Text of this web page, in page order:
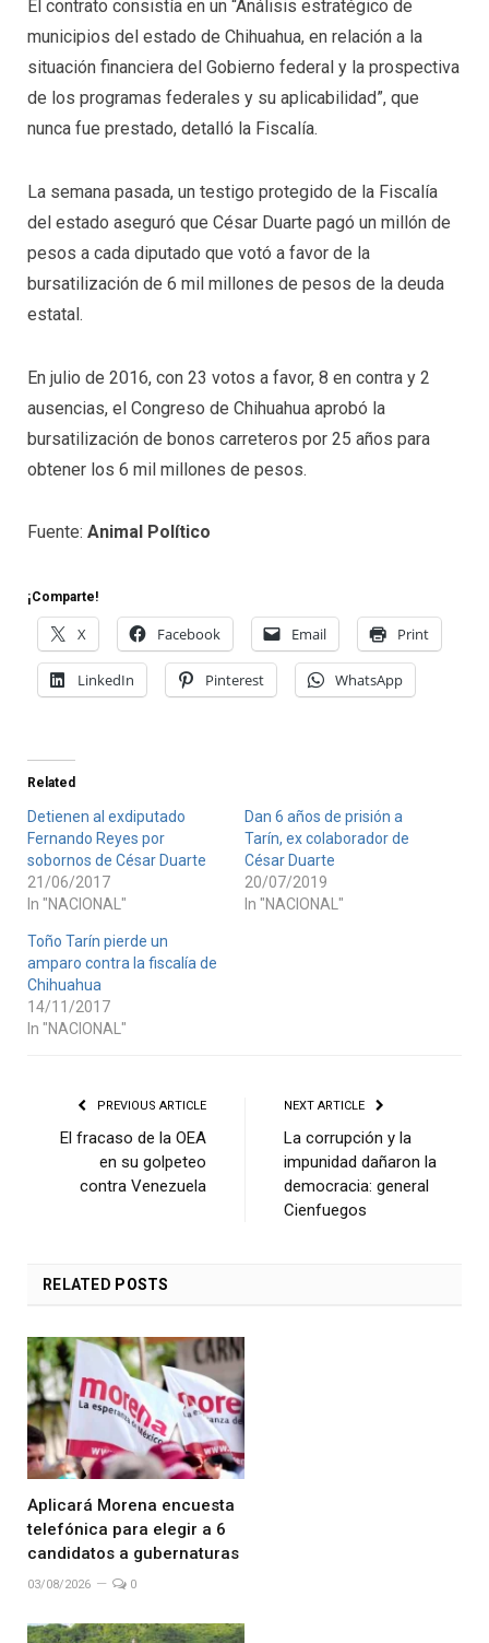
El contrato consistía en un “Análisis estratégico de
municipios del estado de Chihuahua, en relación a la
situación financiera del Gobierno federal y la prospectiva
de los programas federales y su aplicabilidad”, que
nunca fue prestado, detalló la Fiscalía.
La semana pasada, un testigo protegido de la Fiscalía
del estado aseguró que César Duarte pagó un millón de
pesos a cada diputado que votó a favor de la
bursatilización de 6 mil millones de pesos de la deuda
estatal.
En julio de 2016, con 23 votos a favor, 8 en contra y 2
ausencias, el Congreso de Chihuahua aprobó la
bursatilización de bonos carreteros por 25 años para
obtener los 6 mil millones de pesos.
Fuente: Animal Político
¡Comparte!
X Facebook Email Print
LinkedIn Pinterest WhatsApp
Related
Detienen al exdiputado
Fernando Reyes por
sobornos de César Duarte
21/06/2017
In "NACIONAL"
Dan 6 años de prisión a
Tarín, ex colaborador de
César Duarte
20/07/2019
In "NACIONAL"
Toño Tarín pierde un
amparo contra la fiscalía de
Chihuahua
14/11/2017
In "NACIONAL"
PREVIOUS ARTICLE
El fracaso de la OEA
en su golpeteo
contra Venezuela
NEXT ARTICLE
La corrupción y la
impunidad dañaron la
democracia: general
Cienfuegos
RELATED POSTS
Aplicará Morena encuesta
telefónica para elegir a 6
candidatos a gubernaturas
03/08/2026 0